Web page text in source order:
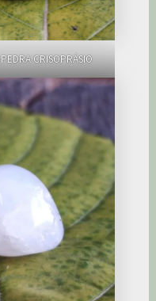
PEDRA CRISOPRÁSIO